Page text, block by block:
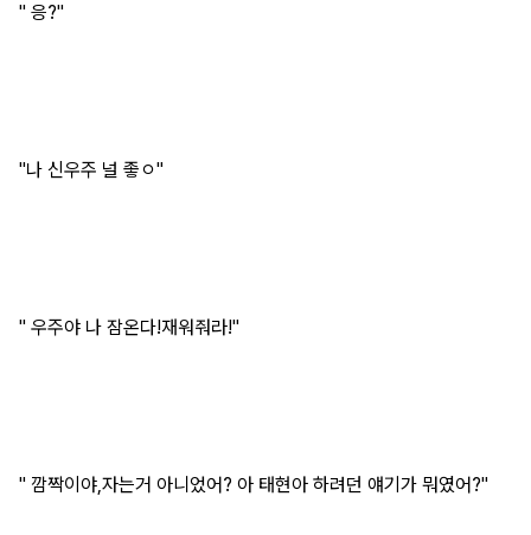
" 응?"
"나 신우주 널 좋ㅇ"
" 우주야 나 잠온다!재워줘라!"
" 깜짝이야,자는거 아니었어? 아 태현아 하려던 얘기가 뭐였어?"